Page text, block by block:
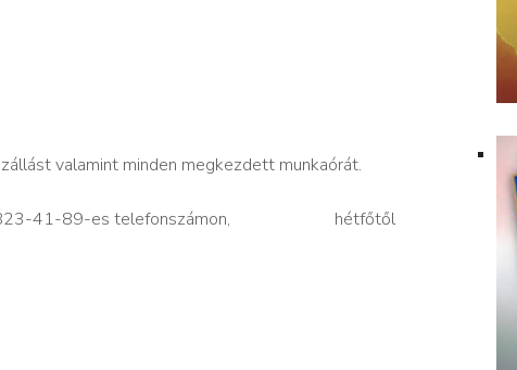
valamint minden megkezdett munkaórát.
20 823-41-89-es telefonszámon, hétfőtől